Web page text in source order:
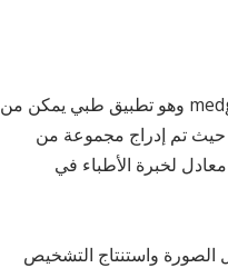
ومن أجل تشخيص سريع للمشاكل الجلدية التي تعاني منها يمكن تجربة تطبيق medgic وهو تطبيق طبي يمكن من
حيث تم إدراج مجموعة من
لخبرة الأطباء في
الصورة واستنتاج التشخيص